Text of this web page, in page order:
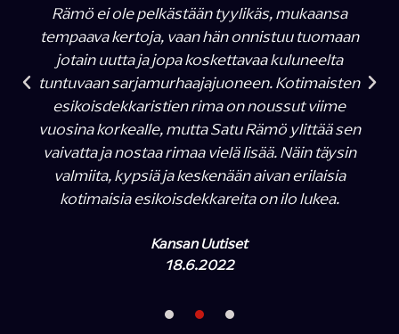
Rämö ei ole pelkästään tyylikäs, mukaansa
tempaava kertoja, vaan hän onnistuu tuomaan
jotain uutta ja jopa koskettavaa kuluneelta
tuntuvaan sarjamurhaajajuoneen. Kotimaisten
esikoisdekkaristien rima on noussut viime
vuosina korkealle, mutta Satu Rämö ylittää sen
vaivatta ja nostaa rimaa vielä lisää. Näin täysin
valmiita, kypsiä ja keskenään aivan erilaisia
kotimaisia esikoisdekkareita on ilo lukea.
Kansan Uutiset
18.6.2022